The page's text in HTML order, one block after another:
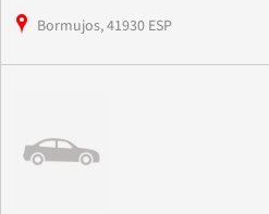
Bormujos, 41930 ESP